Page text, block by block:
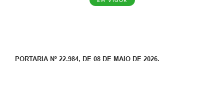
PORTARIA Nº 22.984, DE 08 DE MAIO DE 2026.